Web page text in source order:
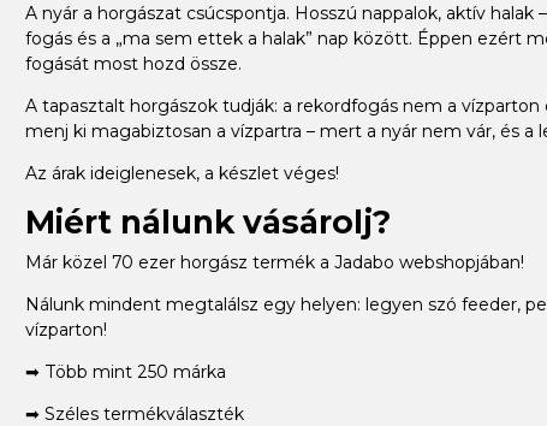
A nyár a horgászat csúcspontja. Hosszú nappalok, aktív
fogás és a „ma sem ettek a halak” nap között. Éppen ezért
fogását most hozd össze.
A tapasztalt horgászok tudják: a rekordfogás nem a
menj ki magabiztosan a vízpartra – mert a nyár nem vár, és a
Az árak ideiglenesek, a készlet véges!
Miért nálunk vásárolj?
Már közel 70 ezer horgász termék a Jadabo webshopjában!
Nálunk mindent megtalálsz egy helyen: legyen szó feeder,
vízparton!
➡ Több mint 250 márka
➡ Széles termékválaszték